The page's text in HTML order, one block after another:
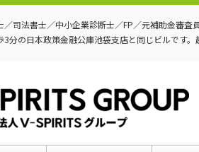
司法書士／中小企業診断士／FP／元補助金審
3分の日本政策金融公庫池袋支店と同じビルです